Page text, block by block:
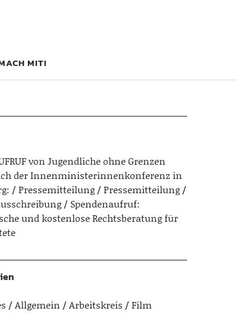
MIT!
von Jugendliche ohne Grenzen
der Innenministerinnenkonferenz in
Pressemitteilung
Pressemitteilung
Spendenaufruf:
und kostenlose Rechtsberatung für
Allgemein Arbeitskreis Film